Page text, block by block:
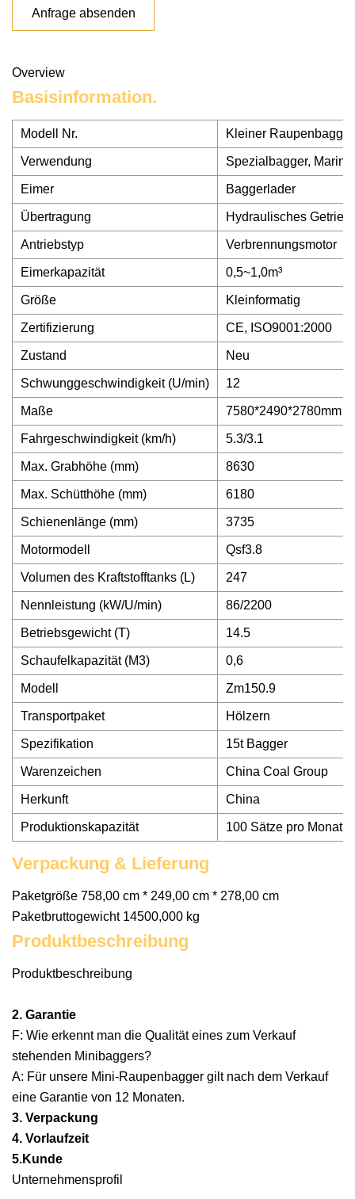
Anfrage absenden
Overview
Basisinformation.
Modell Nr. Kleiner
Verwendung Spezialbagger,
Eimer Baggerlader
Übertragung Hydraulisches
Antriebstyp Verbrennungsmotor
Eimerkapazität 0,5~1,0m³
Größe Kleinformatig
Zertifizierung CE, ISO9001:2000
Zustand Neu
Schwunggeschwindigkeit (U/min) 12
Maße 7580*2490*2780mm
Fahrgeschwindigkeit (km/h) 5.3/3.1
Max. Grabhöhe (mm) 8630
Max. Schütthöhe (mm) 6180
Schienenlänge (mm) 3735
Motormodell Qsf3.8
Volumen des Kraftstofftanks (L) 247
Nennleistung (kW/U/min) 86/2200
Betriebsgewicht (T) 14.5
Schaufelkapazität (M3) 0,6
Modell Zm150.9
Transportpaket Hölzern
Spezifikation 15t Bagger
Warenzeichen China Coal Group
Herkunft China
Produktionskapazität 100 Sätze pro Monat
Verpackung & Lieferung
Paketgröße 758,00 cm * 249,00 cm * 278,00 cm
Paketbruttogewicht 14500,000 kg
Produktbeschreibung
Produktbeschreibung
2. Garantie
F: Wie erkennt man die Qualität eines zum Verkauf
stehenden Minibaggers?
A: Für unsere Mini-Raupenbagger gilt nach dem Verkauf
eine Garantie von 12 Monaten.
3. Verpackung
4. Vorlaufzeit
5.Kunde
Unternehmensprofil